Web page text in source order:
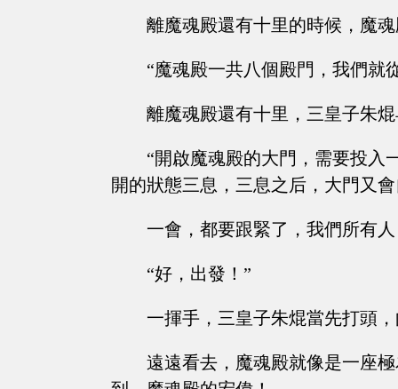
離魔魂殿還有十里的時候，魔
“魔魂殿一共八個殿門，我們就
離魔魂殿還有十里，三皇子朱
“開啟魔魂殿的大門，需要投入
開的狀態三息，三息之后，大門又
一會，都要跟緊了，我們所有
“好，出發！”
一揮手，三皇子朱焜當先打頭
遠遠看去，魔魂殿就像是一座